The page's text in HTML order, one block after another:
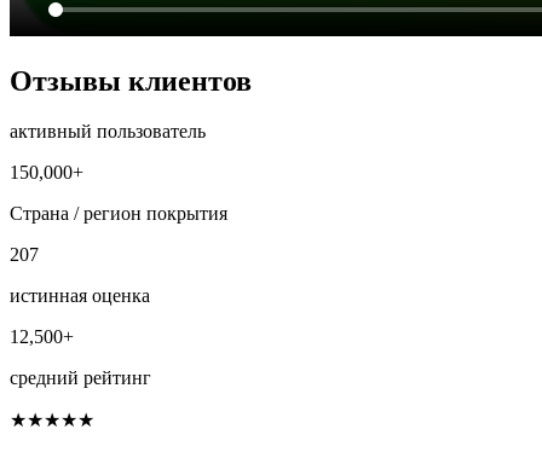
Отзывы клиентов
активный пользователь
150,000+
Страна / регион покрытия
207
истинная оценка
12,500+
средний рейтинг
★★★★★